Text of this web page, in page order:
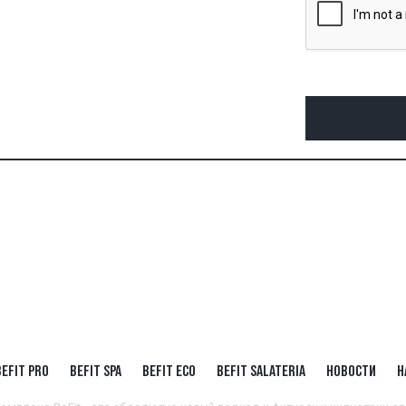
PRO BEFIT SPA BEFIT ECO BEFIT SALATERIA НОВОСТИ